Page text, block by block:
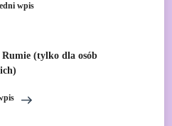
wpis
(tylko dla osób